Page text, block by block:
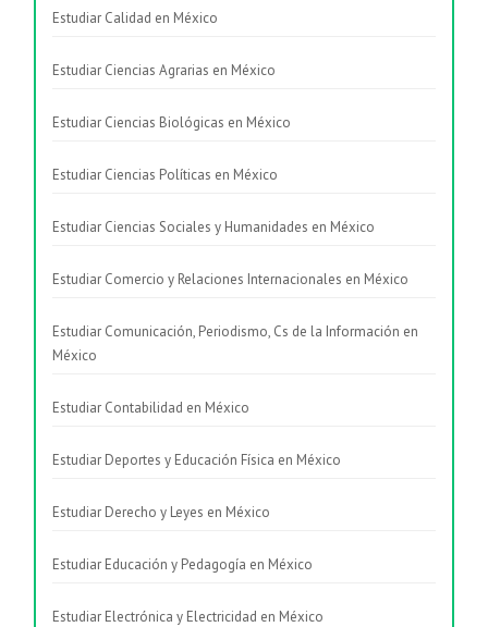
Estudiar Calidad en México
Estudiar Ciencias Agrarias en México
Estudiar Ciencias Biológicas en México
Estudiar Ciencias Políticas en México
Estudiar Ciencias Sociales y Humanidades en México
Estudiar Comercio y Relaciones Internacionales en México
Estudiar Comunicación, Periodismo, Cs de la Información en
México
Estudiar Contabilidad en México
Estudiar Deportes y Educación Física en México
Estudiar Derecho y Leyes en México
Estudiar Educación y Pedagogía en México
Estudiar Electrónica y Electricidad en México